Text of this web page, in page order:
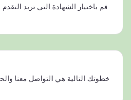
قم باختيار الشهادة التي تريد
خطوتك التالية هي التواصل معنا